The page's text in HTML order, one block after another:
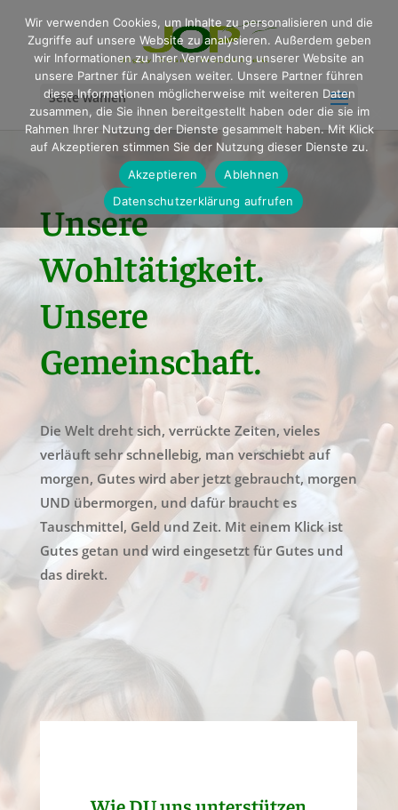
Seite wählen
Unsere
Wohltätigkeit.
Unsere
Gemeinschaft.
Die Welt dreht sich, verrückte Zeiten, vieles
verläuft sehr schnellebig, man verschiebt auf
morgen, Gutes wird aber jetzt gebraucht, morgen
UND übermorgen, und dafür braucht es
Tauschmittel, Geld und Zeit. Mit einem Klick ist
Gutes getan und wird eingesetzt für Gutes und
das direkt.
Wir verwenden Cookies, um Inhalte zu personalisieren und die
Zugriffe auf unsere Website zu analysieren. Außerdem geben
wir Informationen zu Ihrer Verwendung unserer Website an
unsere Partner für Analysen weiter. Unsere Partner führen
diese Informationen möglicherweise mit weiteren Daten
zusammen, die Sie ihnen bereitgestellt haben oder die sie im
Rahmen Ihrer Nutzung der Dienste gesammelt haben. Mit Klick
auf Akzeptieren stimmen Sie der Nutzung dieser Dienste zu.
Akzeptieren
Ablehnen
Datenschutzerklärung aufrufen